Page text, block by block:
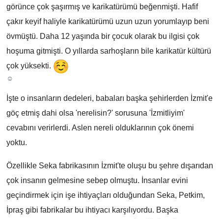
görünce çok şaşırmış ve karikatürümü beğenmişti. Hafif
çakır keyif haliyle karikatürümü uzun uzun yorumlayıp beni
övmüştü. Daha 12 yaşında bir çocuk olarak bu ilgisi çok
hoşuma gitmişti. O yıllarda sarhoşların bile karikatür kültürü
çok yüksekti.
☺️
İşte o insanların dedeleri, babaları başka şehirlerden İzmit'e
göç etmiş dahi olsa 'nerelisin?' sorusuna 'İzmitliyim'
cevabını verirlerdi. Aslen nereli olduklarının çok önemi
yoktu.
Özellikle Seka fabrikasının İzmit'te oluşu bu şehre dışarıdan
çok insanın gelmesine sebep olmuştu. İnsanlar evini
geçindirmek için işe ihtiyaçları olduğundan Seka, Petkim,
İpraş gibi fabrikalar bu ihtiyacı karşılıyordu. Başka